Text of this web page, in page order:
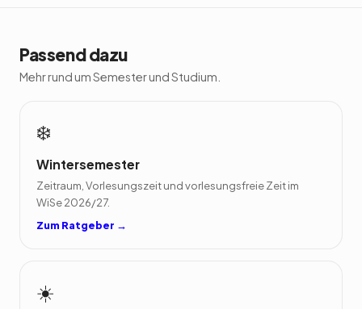
Passend dazu
Mehr rund um Semester und Studium.
❄️
Wintersemester
Zeitraum, Vorlesungszeit und vorlesungsfreie Zeit im
WiSe 2026/27.
Zum Ratgeber →
☀️